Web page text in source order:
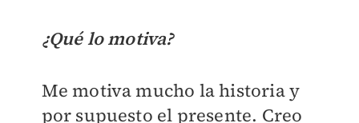
¿Qué lo motiva?
Me motiva mucho la historia y
por supuesto el presente. Creo